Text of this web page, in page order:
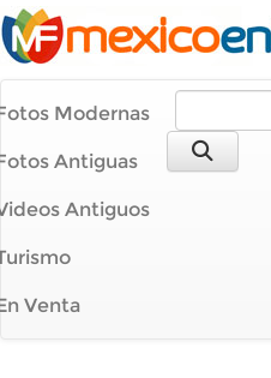
Modernas
Antiguas
Antiguos
Venta